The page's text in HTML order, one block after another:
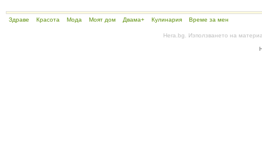
Здраве Красота Мода Моят дом Двама+ Кулинария Време за мен
Hera.bg. Използването на